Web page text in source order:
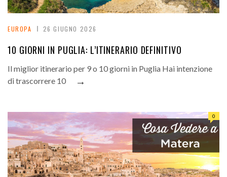
EUROPA 26 GIUGNO 2026
10 GIORNI IN PUGLIA: L’ITINERARIO DEFINITIVO
Il miglior itinerario per 9 o 10 giorni in Puglia Hai intenzione
di trascorrere 10
→
0